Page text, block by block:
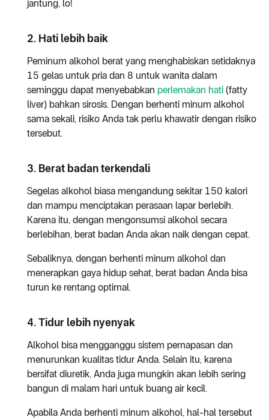
jantung, lo!
2. Hati lebih baik
Peminum alkohol berat yang menghabiskan setidaknya
15 gelas untuk pria dan 8 untuk wanita dalam
seminggu dapat menyebabkan perlemakan hati (fatty
liver) bahkan sirosis. Dengan berhenti minum alkohol
sama sekali, risiko Anda tak perlu khawatir dengan risiko
tersebut.
3. Berat badan terkendali
Segelas alkohol biasa mengandung sekitar 150 kalori
dan mampu menciptakan perasaan lapar berlebih.
Karena itu, dengan mengonsumsi alkohol secara
berlebihan, berat badan Anda akan naik dengan cepat.
Sebaliknya, dengan berhenti minum alkohol dan
menerapkan gaya hidup sehat, berat badan Anda bisa
turun ke rentang optimal.
4. Tidur lebih nyenyak
Alkohol bisa mengganggu sistem pernapasan dan
menurunkan kualitas tidur Anda. Selain itu, karena
bersifat diuretik, Anda juga mungkin akan lebih sering
bangun di malam hari untuk buang air kecil.
Apabila Anda berhenti minum alkohol, hal-hal tersebut